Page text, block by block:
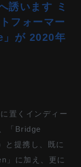
誘います ミ
フォーマー
が 2020年
置くインディー
「Bridge
と提携し、既に
」に加え、更に